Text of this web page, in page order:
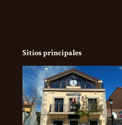
Sitios principales